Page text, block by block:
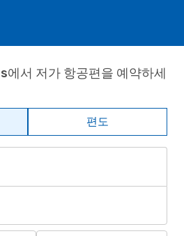
서 저가 항공편을 예약하세
편도